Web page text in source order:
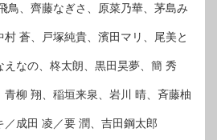
鳥、齊藤なぎさ、原菜乃華、茅島み
蒼、戸塚純貴、濱田マリ、尾美と
えなの、柊太朗、黒田昊夢、簡 秀
柳 翔、稲垣来泉、岩川 晴、斉藤柚
成田 凌／要 潤、吉田鋼太郎